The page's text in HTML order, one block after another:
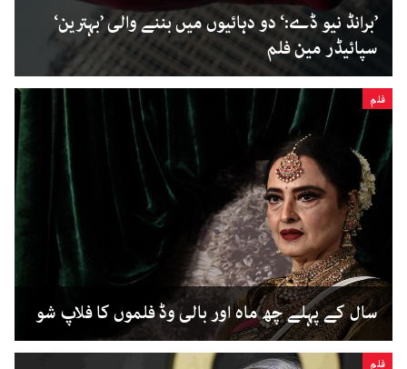
’برانڈ نیو ڈے:‘ دو دہائیوں میں بننے والی ’بہترین‘
سپائیڈر مین فلم
فلم
سال کے پہلے چھ ماہ اور بالی وڈ فلموں کا فلاپ شو
فلم